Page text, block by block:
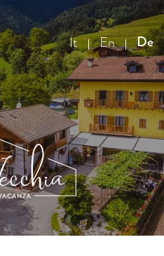
It En De